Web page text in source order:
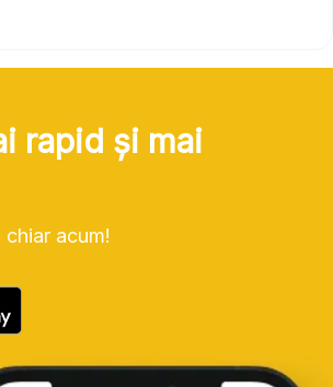
rapid și mai
acum!